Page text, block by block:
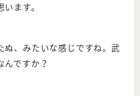
ます。
、みたいな感じですね。武
んですか？